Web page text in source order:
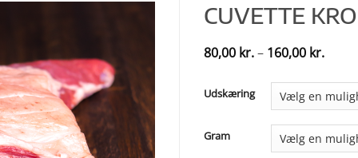
CUVETTE
80,00 kr.– 160,00 kr.
Udskæring
Gram